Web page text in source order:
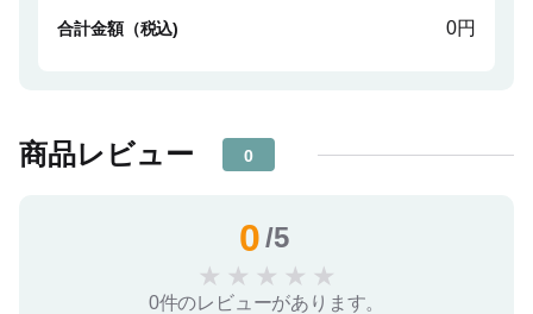
合計金額（税込) 0円
商品レビュー 0
0/5
★ ★ ★ ★ ★
0件のレビューがあります。